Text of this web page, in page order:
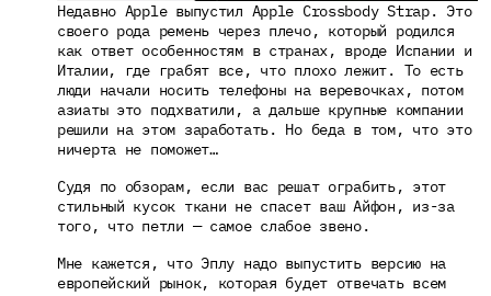
Недавно Apple выпустил Apple Crossbody Strap. Это
своего рода ремень через плечо, который родился
как ответ особенностям в странах, вроде Испании и
Италии, где грабят все, что плохо лежит. То есть
люди начали носить телефоны на веревочках, потом
азиаты это подхватили, а дальше крупные компании
решили на этом заработать. Но беда в том, что это
ничерта не поможет…
Судя по обзорам, если вас решат ограбить, этот
стильный кусок ткани не спасет ваш Айфон, из-за
того, что петли — самое слабое звено.
Мне кажется, что Эплу надо выпустить версию на
европейский рынок, которая будет отвечать всем